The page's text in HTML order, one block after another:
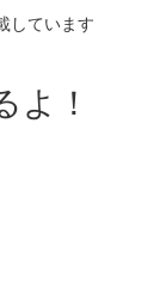
しています
よ！